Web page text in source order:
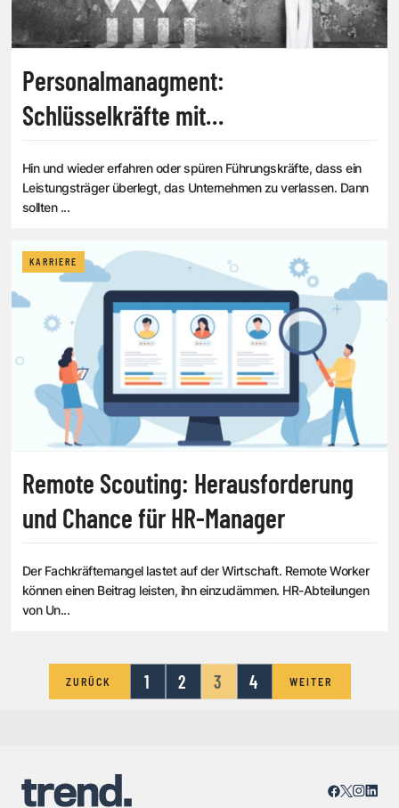
Personalmanagment:
Schlüsselkräfte mit
Hin und wieder erfahren oder spüren Führungskräfte, dass ein
Leistungsträger überlegt, das Unternehmen zu verlassen. Dann
sollten ...
KARRIERE
Remote Scouting: Herausforderung
und Chance für HR-Manager
Der Fachkräftemangel lastet auf der Wirtschaft. Remote Worker
können einen Beitrag leisten, ihn einzudämmen. HR-Abteilungen
von Un...
ZURÜCK 1 2 3 4 WEITER